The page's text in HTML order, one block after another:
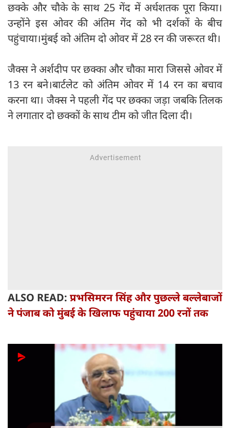
छक्के और चौके के साथ 25 गेंद में अर्धशतक पूरा किया।
उन्होंने इस ओवर की अंतिम गेंद को भी दर्शकों के बीच
पहुंचाया।मुंबई को अंतिम दो ओवर में 28 रन की जरूरत थी।
जैक्स ने अर्शदीप पर छक्का और चौका मारा जिससे ओवर में
13 रन बने।बार्टलेट को अंतिम ओवर में 14 रन का बचाव
करना था। जैक्स ने पहली गेंद पर छक्का जड़ा जबकि तिलक
ने लगातार दो छक्कों के साथ टीम को जीत दिला दी।
ALSO READ:प्रभसिमरन सिंह और पुछल्ले बल्लेबाजों
ने पंजाब को मुंबई के खिलाफ पहुंचाया 200 रनों तक